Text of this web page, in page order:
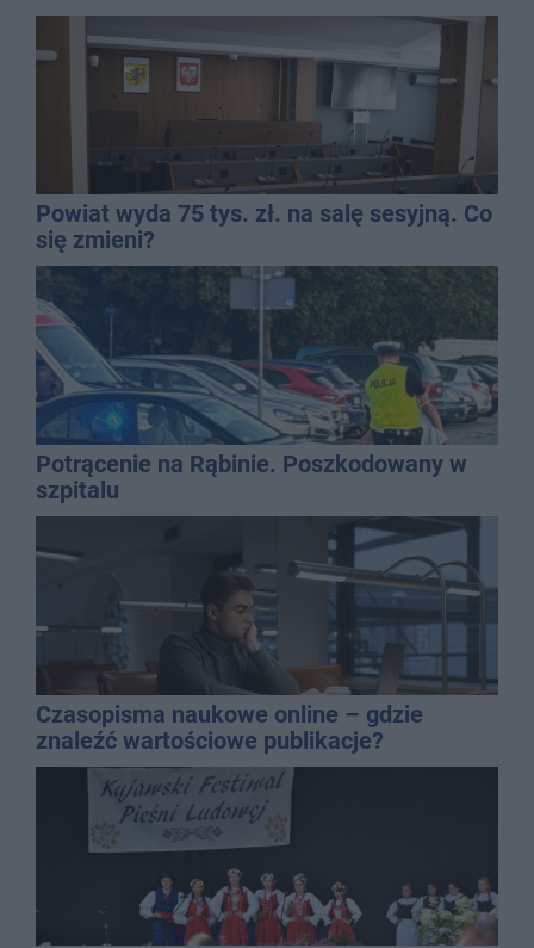
Powiat wyda 75 tys. zł. na salę sesyjną. Co
się zmieni?
Potrącenie na Rąbinie. Poszkodowany w
szpitalu
Czasopisma naukowe online – gdzie
znaleźć wartościowe publikacje?